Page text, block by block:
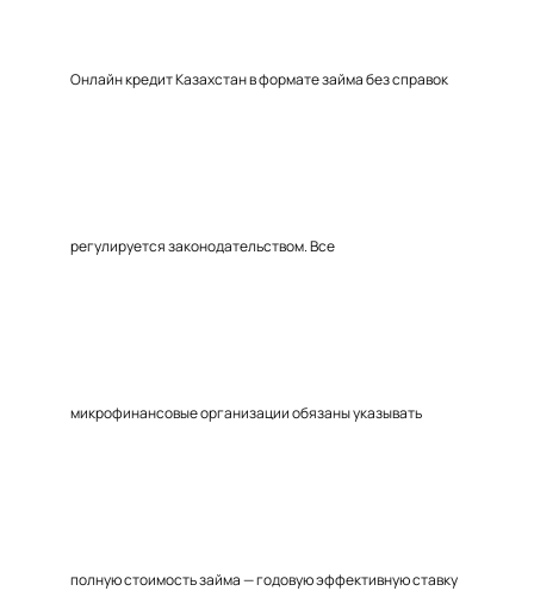
Онлайн кредит Казахстан в формате займа без справок
регулируется законодательством. Все
микрофинансовые организации обязаны указывать
полную стоимость займа — годовую эффективную ставку